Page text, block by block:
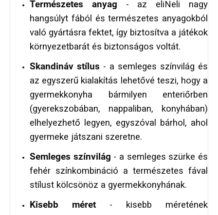
Természetes anyag - az eliNeli nagy
hangsúlyt fából és természetes anyagokból
való gyártásra fektet, így biztosítva a játékok
környezetbarát és biztonságos voltát.
Skandináv stílus - a semleges színvilág és
az egyszerű kialakítás lehetővé teszi, hogy a
gyermekkonyha bármilyen enteriőrben
(gyerekszobában, nappaliban, konyhában)
elhelyezhető legyen, egyszóval bárhol, ahol
gyermeke játszani szeretne.
Semleges színvilág - a semleges szürke és
fehér színkombináció a természetes fával
stílust kölcsönöz a gyermekkonyhának.
Kisebb méret - kisebb méretének